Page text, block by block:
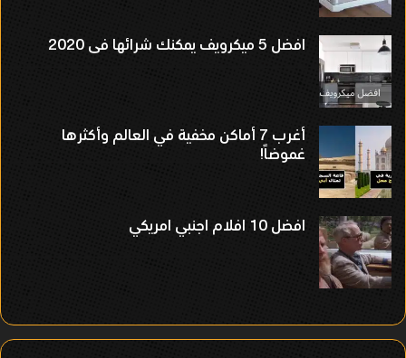
افضل 5 ميكرويف يمكنك شرائها فى 2020
أغرب 7 أماكن مخفية في العالم وأكثرها
غموضاً!
افضل 10 افلام اجنبي امريكي